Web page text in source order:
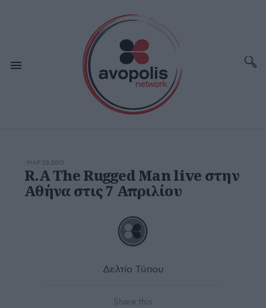
ΜΑΡ 28,2013
R.A The Rugged Man live στην
Αθήνα στις 7 Απριλίου
Δελτίο Τύπου
Share this